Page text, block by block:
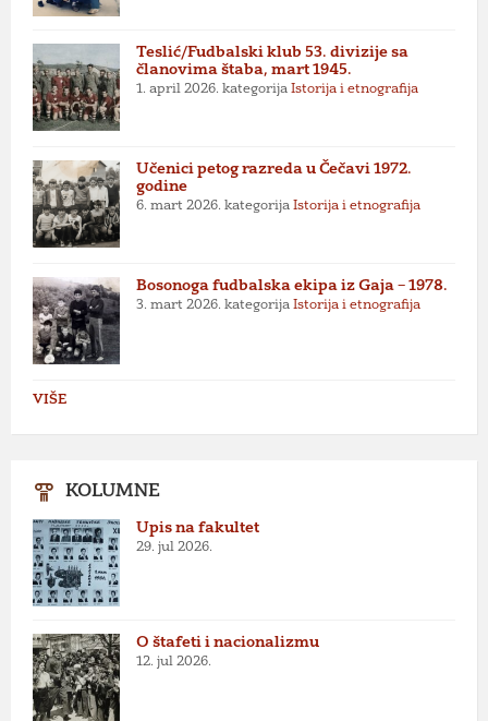
Teslić/Fudbalski klub 53. divizije sa
članovima štaba, mart 1945.
1. april 2026. kategorija Istorija i etnografija
Učenici petog razreda u Čečavi 1972.
godine
6. mart 2026. kategorija Istorija i etnografija
Bosonoga fudbalska ekipa iz Gaja – 1978.
3. mart 2026. kategorija Istorija i etnografija
VIŠE
KOLUMNE
Upis na fakultet
29. jul 2026.
O štafeti i nacionalizmu
12. jul 2026.